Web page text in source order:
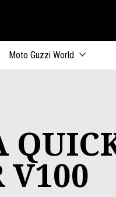
Moto Guzzi World
V100